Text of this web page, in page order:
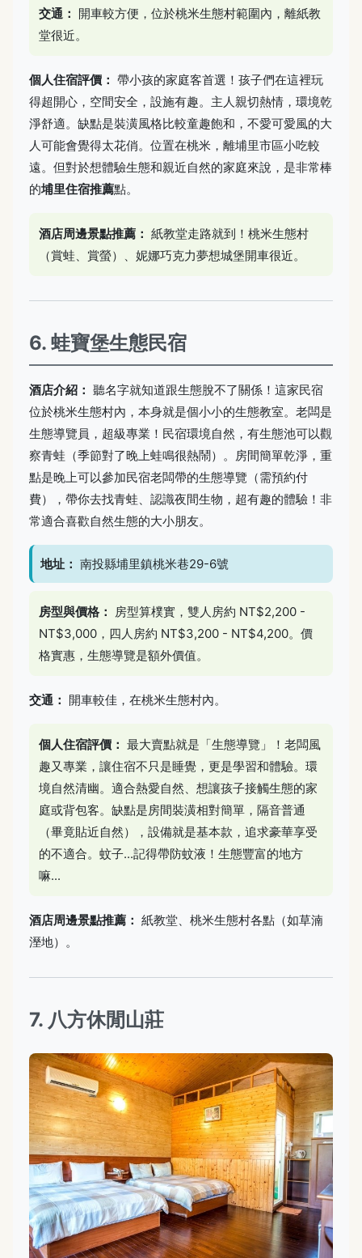
交通： 開車較方便，位於桃米生態村範圍內，離紙教
堂很近。
個人住宿評價： 帶小孩的家庭客首選！孩子們在這裡玩
得超開心，空間安全，設施有趣。主人親切熱情，環境乾
淨舒適。缺點是裝潢風格比較童趣飽和，不愛可愛風的大
人可能會覺得太花俏。位置在桃米，離埔里市區小吃較
遠。但對於想體驗生態和親近自然的家庭來說，是非常棒
的埔里住宿推薦點。
酒店周邊景點推薦： 紙教堂走路就到！桃米生態村
（賞蛙、賞螢）、妮娜巧克力夢想城堡開車很近。
6. 蛙寶堡生態民宿
酒店介紹： 聽名字就知道跟生態脫不了關係！這家民宿
位於桃米生態村內，本身就是個小小的生態教室。老闆是
生態導覽員，超級專業！民宿環境自然，有生態池可以觀
察青蛙（季節對了晚上蛙鳴很熱鬧）。房間簡單乾淨，重
點是晚上可以參加民宿老闆帶的生態導覽（需預約付
費），帶你去找青蛙、認識夜間生物，超有趣的體驗！非
常適合喜歡自然生態的大小朋友。
地址： 南投縣埔里鎮桃米巷29-6號
房型與價格： 房型算樸實，雙人房約 NT$2,200 -
NT$3,000，四人房約 NT$3,200 - NT$4,200。價
格實惠，生態導覽是額外價值。
交通： 開車較佳，在桃米生態村內。
個人住宿評價： 最大賣點就是「生態導覽」！老闆風
趣又專業，讓住宿不只是睡覺，更是學習和體驗。環
境自然清幽。適合熱愛自然、想讓孩子接觸生態的家
庭或背包客。缺點是房間裝潢相對簡單，隔音普通
（畢竟貼近自然），設備就是基本款，追求豪華享受
的不適合。蚊子...記得帶防蚊液！生態豐富的地方
嘛...
酒店周邊景點推薦： 紙教堂、桃米生態村各點（如草湳
溼地）。
7. 八方休閒山莊